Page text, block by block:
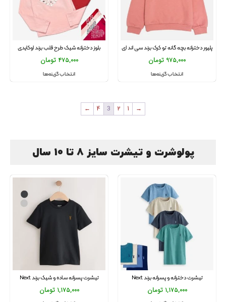
پلیور دخترانه بچه گانه تو کرک برند سی اند ای
975,000 تومان
انتخاب گزینه‌ها
بلوز دخترانه شیک طرح قلب برند اوکایدی
475,000 تومان
انتخاب گزینه‌ها
→
1
2
3
4
←
پولوشرت و تیشرت سایز 8 تا 10 سال
تیشرت دخترانه و پسرانه برند Next
1,175,000 تومان
تیشرت پسرانه ساده و شیک برند Next
1,175,000 تومان